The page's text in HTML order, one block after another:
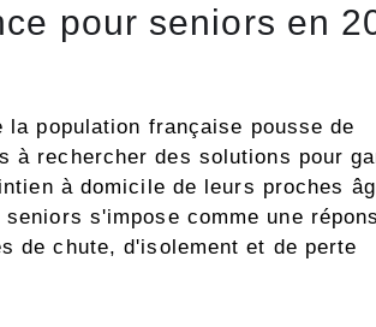
pour seniors en
la population française pousse de
à rechercher des solutions pour
à domicile de leurs proches
s'impose comme une
de chute, d'isolement et de perte